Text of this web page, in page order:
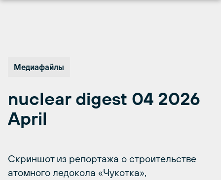
Медиафайлы
nuclear digest 04 2026
April
Скриншот из репортажа о строительстве
атомного ледокола «Чукотка»,